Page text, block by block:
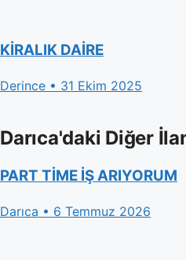
KİRALIK DAİRE
Derince • 31 Ekim 2025
Darıca'daki Diğer
PART TİME İŞ ARIYORUM
Darıca • 6 Temmuz 2026